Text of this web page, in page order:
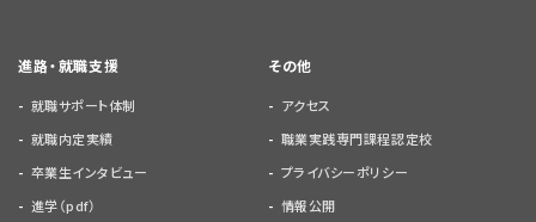
進路・就職支援
就職サポート体制
就職内定実績
卒業生インタビュー
進学（pdf）
その他
アクセス
職業実践専門課程認定校
プライバシーポリシー
情報公開